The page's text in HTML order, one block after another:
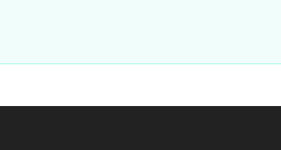
der Veranschaulichung und stellen nicht zwingend den tatsächlichen Bestand dar.